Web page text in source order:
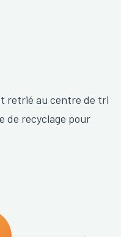
retrié au centre de tri
de recyclage pour